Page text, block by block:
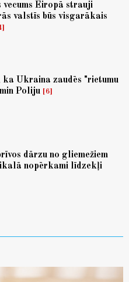
vecums Eiropā strauji
valstīs būs visgarākais
ka Ukraina zaudēs "rietumu
Poliju
6
dārzu no gliemežiem
nopērkami līdzekļi